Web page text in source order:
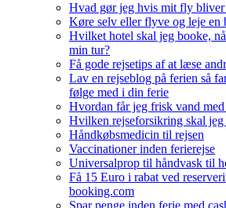
Hvad gør jeg hvis mit fly
Køre selv eller flyve og leje en
Hvilket hotel skal jeg booke,
min tur?
Få gode rejsetips af at læse
Lav en rejseblog på ferien så
følge med i din ferie
Hvordan får jeg frisk vand
Hvilken rejseforsikring skal
Håndkøbsmedicin til rejsen
Vaccinationer inden ferierejse
Universalprop til håndvask til
Få 15 Euro i rabat ved
booking.com
Spar penge inden ferie med